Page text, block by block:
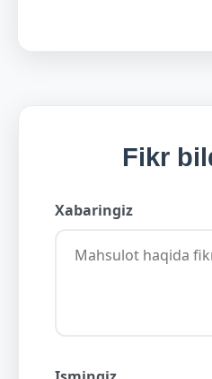
Fikr
Xabaringiz